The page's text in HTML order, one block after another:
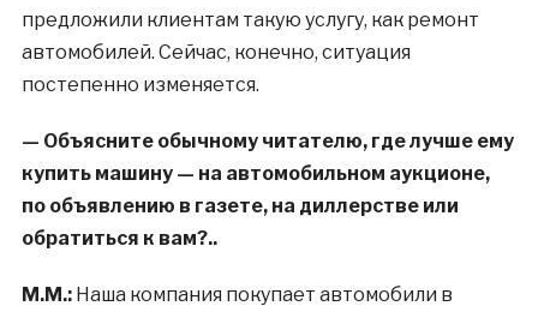
предложили клиентам такую услугу, как ремонт
автомобилей. Сейчас, конечно, ситуация
постепенно изменяется.
— Объясните обычному читателю, где лучше ему
купить машину — на автомобильном аукционе,
по объявлению в газете, на диллерстве или
обратиться к вам?..
М.М.:Наша компания покупает автомобили в